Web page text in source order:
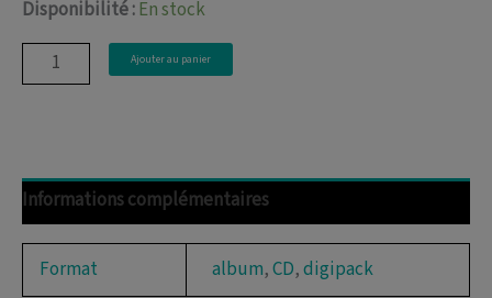
Disponibilité :En stock
quantité
de
-
DeLuxe
Edition
(Emmanuel
Ajouter au panier
Informations complémentaires
Format album,CD,digipack